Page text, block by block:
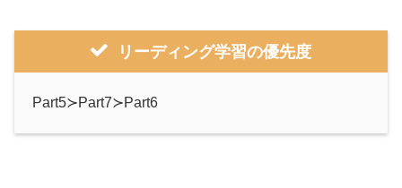
リーディング学習の優先度
Part5≻Part7≻Part6